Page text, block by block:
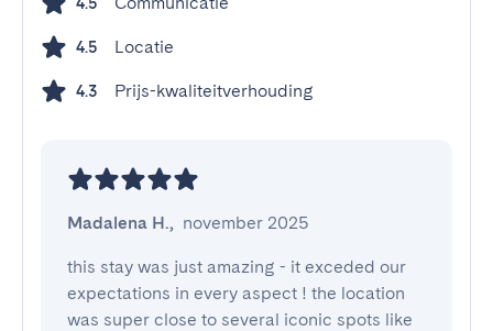
4.5 Locatie
4.3 Prijs-kwaliteitverhouding
Madalena H., november 2025
this stay was just amazing - it exceded our
expectations in every aspect ! the location
was super close to several iconic spots like